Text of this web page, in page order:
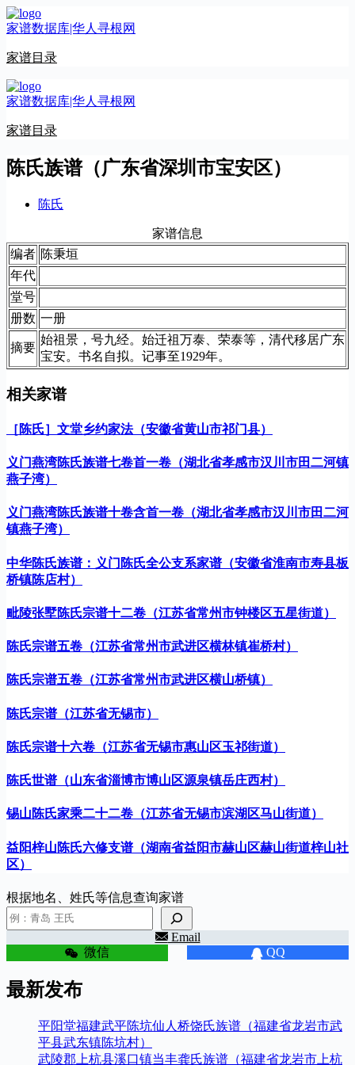
跳
至
容
家谱数据库|华人寻根网
家谱目录
家谱数据库|华人寻根网
家谱目录
陈氏族谱（广东省深圳市宝安区）
陈氏
家谱信息
编者 陈秉垣
年代
堂号
册数 一册
摘要
始祖景，号九经。始迁祖万泰、荣泰等，清代移居广东
宝安。书名自拟。记事至1929年。
相关家谱
［陈氏］文堂乡约家法（安徽省黄山市祁门县）
义门燕湾陈氏族谱七卷首一卷（湖北省孝感市汉川市田二河镇
燕子湾）
义门燕湾陈氏族谱十卷含首一卷（湖北省孝感市汉川市田二河
镇燕子湾）
中华陈氏族谱：义门陈氏全公支系家谱（安徽省淮南市寿县板
桥镇陈店村）
毗陵张墅陈氏宗谱十二卷（江苏省常州市钟楼区五星街道）
陈氏宗谱五卷（江苏省常州市武进区横林镇崔桥村）
陈氏宗谱五卷（江苏省常州市武进区横山桥镇）
陈氏宗谱（江苏省无锡市）
陈氏宗谱十六卷（江苏省无锡市惠山区玉祁街道）
陈氏世谱（山东省淄博市博山区源泉镇岳庄西村）
锡山陈氏家乘二十二卷（江苏省无锡市滨湖区马山街道）
益阳梓山陈氏六修支谱（湖南省益阳市赫山区赫山街道梓山社
区）
根据地名、姓氏等信息查询家谱
Email
微信 QQ
最新发布
平阳堂福建武平陈坑仙人桥饶氏族谱（福建省龙岩市武
平县武东镇陈坑村）
武陵郡上杭县溪口镇当丰龚氏族谱（福建省龙岩市上杭